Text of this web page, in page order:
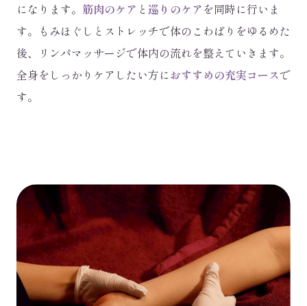
になります。 筋肉のケア と巡りのケアを同時に行いま
す。もみほぐしとストレッチで体のこわばりをゆるめた
後、リンパマッサージで体内の流れを整えていきます。
全身をしっかりケアしたい方におすすめの充実コースで
す。